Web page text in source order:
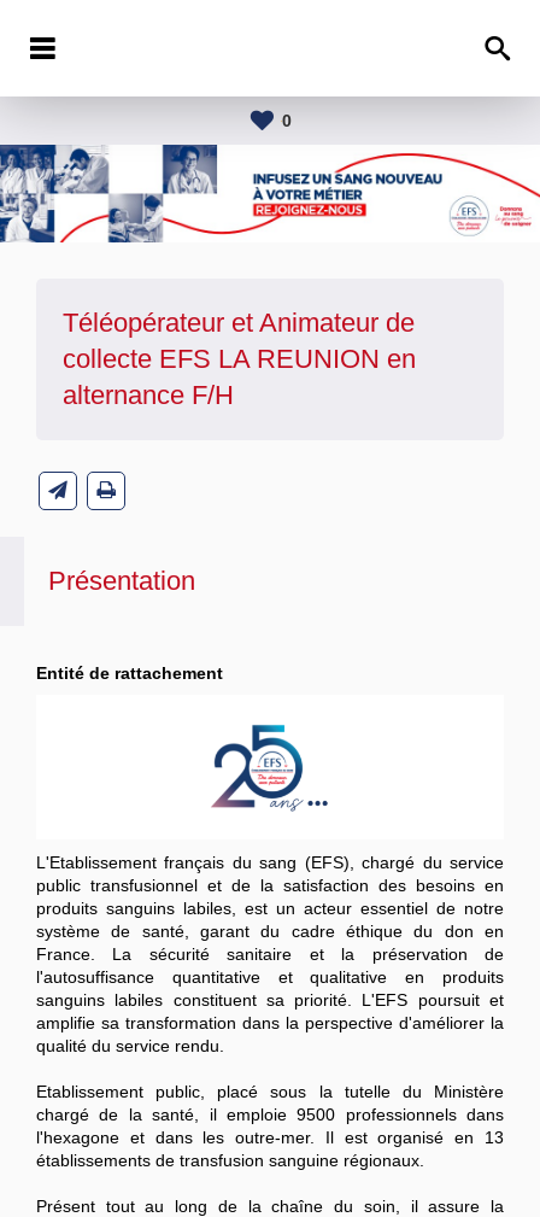
0
Téléopérateur et Animateur de
collecte EFS LA REUNION en
alternance F/H
Présentation
Entité de rattachement
L'Etablissement français du sang (EFS), chargé du service
public transfusionnel et de la satisfaction des besoins en
produits sanguins labiles, est un acteur essentiel de notre
système de santé, garant du cadre éthique du don en
France. La sécurité sanitaire et la préservation de
l'autosuffisance quantitative et qualitative en produits
sanguins labiles constituent sa priorité. L'EFS poursuit et
amplifie sa transformation dans la perspective d'améliorer la
qualité du service rendu.
Etablissement public, placé sous la tutelle du Ministère
chargé de la santé, il emploie 9500 professionnels dans
l'hexagone et dans les outre-mer. Il est organisé en 13
établissements de transfusion sanguine régionaux.
Présent tout au long de la chaîne du soin, il assure la